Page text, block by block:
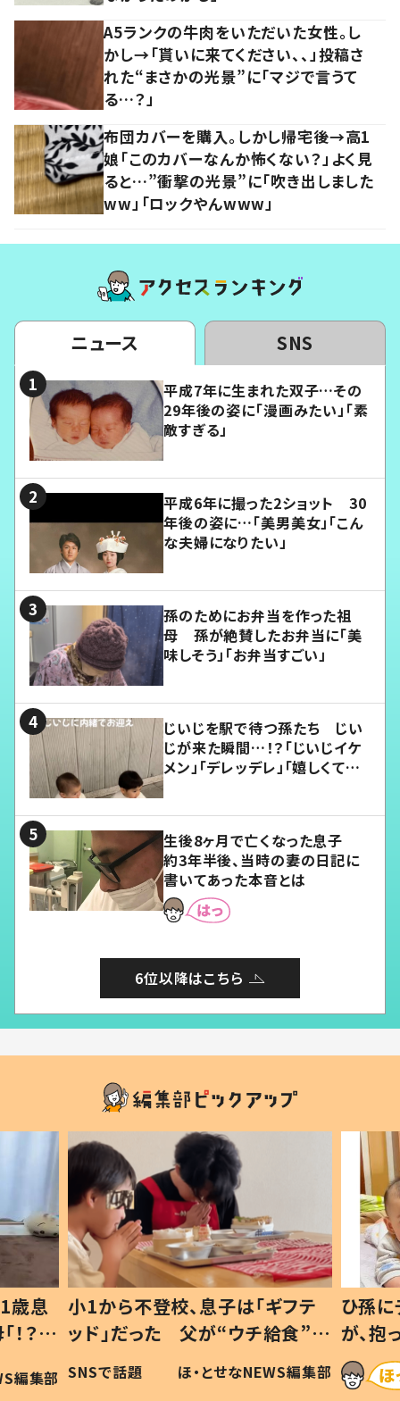
A5ランクの牛肉をいただいた女性。し
かし→「貰いに来てください、、」投稿さ
れた“まさかの光景”に「マジで言うて
る…？」
布団カバーを購入。しかし帰宅後→高1
娘「このカバーなんか怖くない？」よく見
ると…”衝撃の光景”に「吹き出しました
ww」「ロックやんwww」
ニュース SNS
平成7年に生まれた双子…その
29年後の姿に「漫画みたい」「素
敵すぎる」
平成6年に撮った2ショット 30
年後の姿に…「美男美女」「こん
な夫婦になりたい」
孫のためにお弁当を作った祖
母 孫が絶賛したお弁当に「美
味しそう」「お弁当すごい」
じいじを駅で待つ孫たち じい
じが来た瞬間…！？「じいじイケ
メン」「デレッデレ」「嬉しくて可
生後8ヶ月で亡くなった息子
約3年半後、当時の妻の日記に
書いてあった本音とは
6位以降はこちら
歳息
？」
編集部
小1から不登校、息子は「ギフテ
ッド」だった 父が“ウチ給食”を
作り続ける理由とは #令和の親
#令和の子
SNSで話題 ほ・とせなNEWS編集部
ひ孫
が、
「涙が
い」